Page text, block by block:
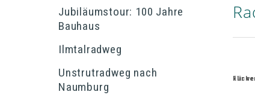
Jubiläumstour: 100 Jahre
Bauhaus
Ilmtalradweg
Unstrutradweg nach
Naumburg
Für vergrößerte Kartenansicht bitte